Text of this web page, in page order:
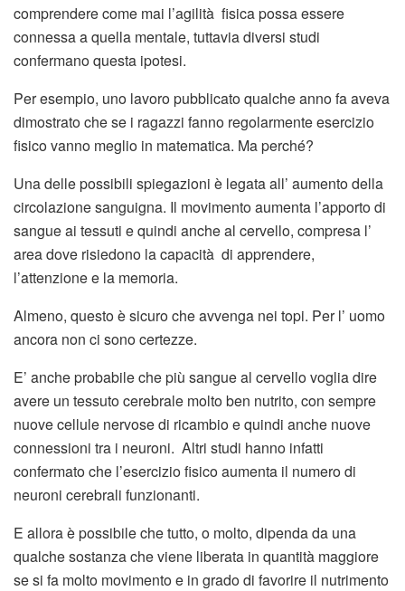
comprendere come mai l’agilità fisica possa essere
connessa a quella mentale, tuttavia diversi studi
confermano questa ipotesi.
Per esempio, uno lavoro pubblicato qualche anno fa aveva
dimostrato che se i ragazzi fanno regolarmente esercizio
fisico vanno meglio in matematica. Ma perché?
Una delle possibili spiegazioni è legata all’ aumento della
circolazione sanguigna. Il movimento aumenta l’apporto di
sangue ai tessuti e quindi anche al cervello, compresa l’
area dove risiedono la capacità di apprendere,
l’attenzione e la memoria.
Almeno, questo è sicuro che avvenga nei topi. Per l’ uomo
ancora non ci sono certezze.
E’ anche probabile che più sangue al cervello voglia dire
avere un tessuto cerebrale molto ben nutrito, con sempre
nuove cellule nervose di ricambio e quindi anche nuove
connessioni tra i neuroni. Altri studi hanno infatti
confermato che l’esercizio fisico aumenta il numero di
neuroni cerebrali funzionanti.
E allora è possibile che tutto, o molto, dipenda da una
qualche sostanza che viene liberata in quantità maggiore
se si fa molto movimento e in grado di favorire il nutrimento